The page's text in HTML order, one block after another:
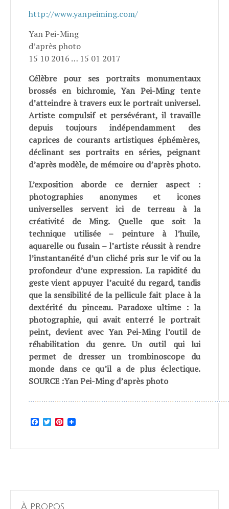
http://www.yanpeiming.com/
Yan Pei-Ming
d’après photo
15 10 2016 … 15 01 2017
Célèbre pour ses portraits monumentaux
brossés en bichromie, Yan Pei-Ming tente
d’atteindre à travers eux le portrait universel.
Artiste compulsif et persévérant, il travaille
depuis toujours indépendamment des
caprices de courants artistiques éphémères,
déclinant ses portraits en séries, peignant
d’après modèle, de mémoire ou d’après photo.
L’exposition aborde ce dernier aspect :
photographies anonymes et icones
universelles servent ici de terreau à la
créativité de Ming. Quelle que soit la
technique utilisée – peinture à l’huile,
aquarelle ou fusain – l’artiste réussit à rendre
l’instantanéité d’un cliché pris sur le vif ou la
profondeur d’une expression. La rapidité du
geste vient appuyer l’acuité du regard, tandis
que la sensibilité de la pellicule fait place à la
dextérité du pinceau. Paradoxe ultime : la
photographie, qui avait enterré le portrait
peint, devient avec Yan Pei-Ming l’outil de
réhabilitation du genre. Un outil qui lui
permet de dresser un trombinoscope du
monde dans ce qu’il a de plus éclectique.
SOURCE :Yan Pei-Ming d’après photo
Facebook
TwitterPinterest
À propos